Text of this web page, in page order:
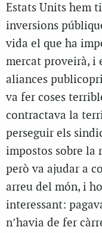
Estats Units hem
inversions
vida el que ha
mercat proveirà, i
aliances
va fer coses
contractava la
perseguir els
impostos sobre la
però va ajudar a
arreu del món, i
interessant:
n’havia de fer